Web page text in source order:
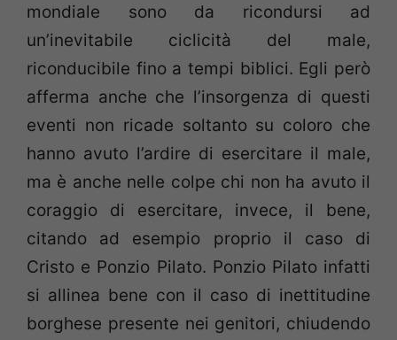
mondiale sono da ricondursi ad
un’inevitabile ciclicità del male,
riconducibile fino a tempi biblici. Egli però
afferma anche che l’insorgenza di questi
eventi non ricade soltanto su coloro che
hanno avuto l’ardire di esercitare il male,
ma è anche nelle colpe chi non ha avuto il
coraggio di esercitare, invece, il bene,
citando ad esempio proprio il caso di
Cristo e Ponzio Pilato. Ponzio Pilato infatti
si allinea bene con il caso di inettitudine
borghese presente nei genitori, chiudendo